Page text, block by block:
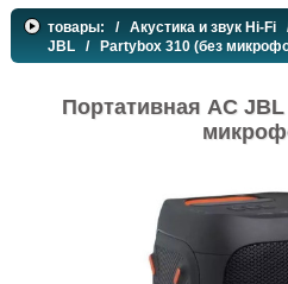
товары: / Акустика и звук Hi-Fi
JBL / Partybox 310 (без
Портативная АС JBL